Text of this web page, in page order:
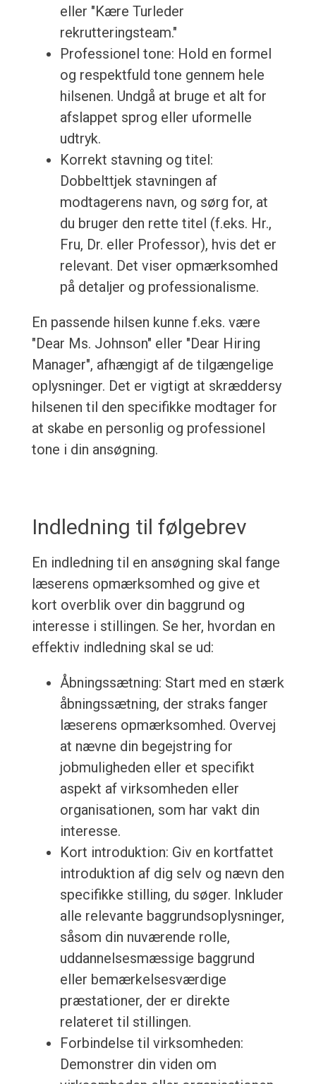
eller "Kære Turleder
rekrutteringsteam."
Professionel tone: Hold en formel
og respektfuld tone gennem hele
hilsenen. Undgå at bruge et alt for
afslappet sprog eller uformelle
udtryk.
Korrekt stavning og titel:
Dobbelttjek stavningen af
modtagerens navn, og sørg for, at
du bruger den rette titel (f.eks. Hr.,
Fru, Dr. eller Professor), hvis det er
relevant. Det viser opmærksomhed
på detaljer og professionalisme.
En passende hilsen kunne f.eks. være
"Dear Ms. Johnson" eller "Dear Hiring
Manager", afhængigt af de tilgængelige
oplysninger. Det er vigtigt at skræddersy
hilsenen til den specifikke modtager for
at skabe en personlig og professionel
tone i din ansøgning.
Indledning til følgebrev
En indledning til en ansøgning skal fange
læserens opmærksomhed og give et
kort overblik over din baggrund og
interesse i stillingen. Se her, hvordan en
effektiv indledning skal se ud:
Åbningssætning: Start med en stærk
åbningssætning, der straks fanger
læserens opmærksomhed. Overvej
at nævne din begejstring for
jobmuligheden eller et specifikt
aspekt af virksomheden eller
organisationen, som har vakt din
interesse.
Kort introduktion: Giv en kortfattet
introduktion af dig selv og nævn den
specifikke stilling, du søger. Inkluder
alle relevante baggrundsoplysninger,
såsom din nuværende rolle,
uddannelsesmæssige baggrund
eller bemærkelsesværdige
præstationer, der er direkte
relateret til stillingen.
Forbindelse til virksomheden:
Demonstrer din viden om